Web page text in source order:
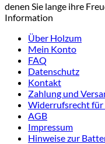
denen Sie lange ihre
Information
Über Holzum
Mein Konto
FAQ
Datenschutz
Kontakt
Zahlung und
Widerrufsrecht für
AGB
Impressum
Hinweise zur